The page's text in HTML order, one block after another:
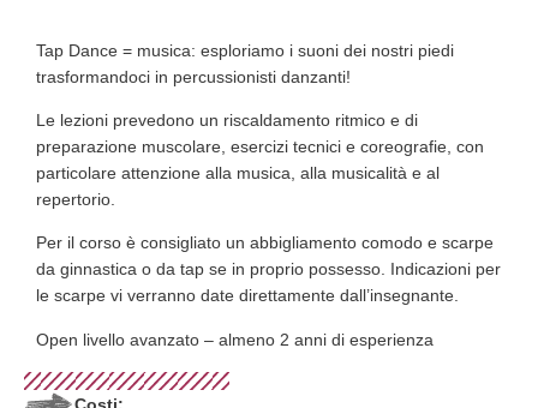
Tap Dance = musica: esploriamo i suoni dei nostri piedi
trasformandoci in percussionisti danzanti!
Le lezioni prevedono un riscaldamento ritmico e di
preparazione muscolare, esercizi tecnici e coreografie, con
particolare attenzione alla musica, alla musicalità e al
repertorio.
Per il corso è consigliato un abbigliamento comodo e scarpe
da ginnastica o da tap se in proprio possesso. Indicazioni per
le scarpe vi verranno date direttamente dall’insegnante.
Open livello avanzato – almeno 2 anni di esperienza